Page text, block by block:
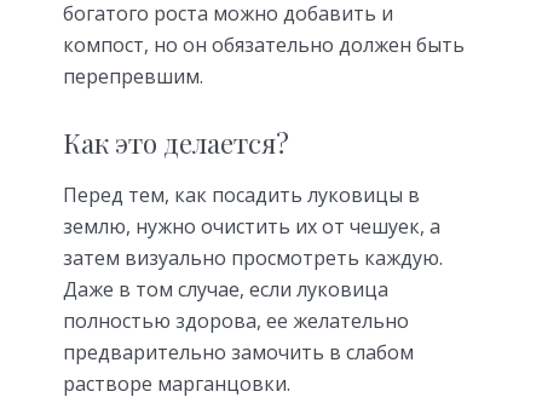
богатого роста можно добавить и
компост, но он обязательно должен быть
перепревшим.
Как это делается?
Перед тем, как посадить луковицы в
землю, нужно очистить их от чешуек, а
затем визуально просмотреть каждую.
Даже в том случае, если луковица
полностью здорова, ее желательно
предварительно замочить в слабом
растворе марганцовки.